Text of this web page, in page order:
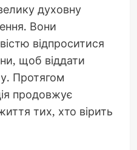
духовну
Вони
відпроситися
щоб віддати
Протягом
продовжує
тих, хто вірить